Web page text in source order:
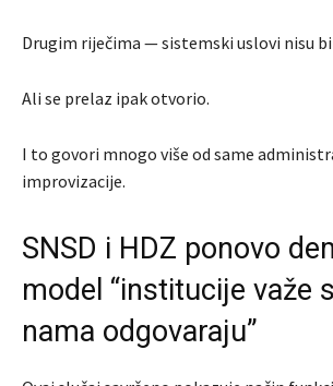
Drugim riječima — sistemski uslovi nisu
Ali se prelaz ipak otvorio.
I to govori mnogo više od same
improvizacije.
SNSD i HDZ ponovo
model “institucije važe
nama odgovaraju”